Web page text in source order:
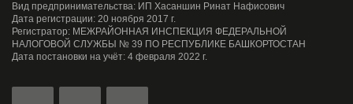
Вид предпринимательства: ИП Хасаншин Ринат Нафисович
Дата регистрации: 20 ноября 2017 г.
Регистратор: МЕЖРАЙОННАЯ ИНСПЕКЦИЯ ФЕДЕРАЛЬНОЙ
НАЛОГОВОЙ СЛУЖБЫ № 39 ПО РЕСПУБЛИКЕ БАШКОРТОСТАН
Дата постановки на учёт: 4 февраля 2022 г.